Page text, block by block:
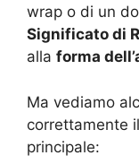
wrap o di un
Significato di
alla forma
Ma vediamo
correttamente
principale: